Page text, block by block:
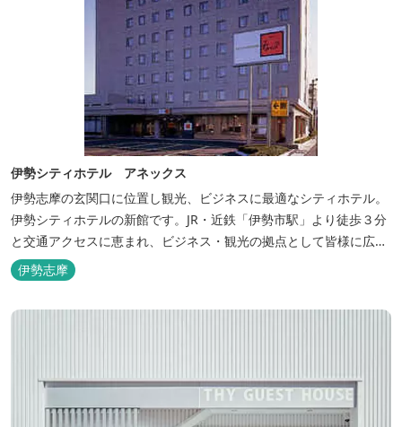
伊勢シティホテル アネックス
伊勢志摩の玄関口に位置し観光、ビジネスに最適なシティホテル。
伊勢シティホテルの新館です。JR・近鉄「伊勢市駅」より徒歩３分
と交通アクセスに恵まれ、ビジネス・観光の拠点として皆様に広く
ご利用いただいております。１階には、しゃぶしゃぶと日本料理の
「伊勢みやび」があります。
伊勢志摩